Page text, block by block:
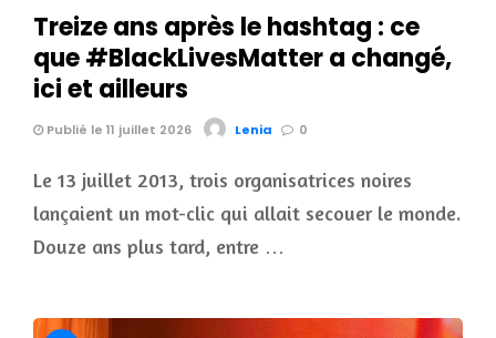
Treize ans après le hashtag : ce
que #BlackLivesMatter a changé,
ici et ailleurs
Publié le 11 juillet 2026 Lenia 0
Le 13 juillet 2013, trois organisatrices noires
lançaient un mot-clic qui allait secouer le monde.
Douze ans plus tard, entre …